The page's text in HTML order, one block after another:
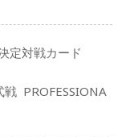
定対戦カード
戦 PROFESSIONA